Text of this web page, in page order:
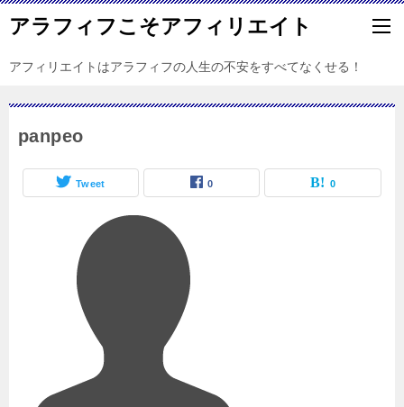
アラフィフこそアフィリエイト
アフィリエイトはアラフィフの人生の不安をすべてなくせる！
panpeo
Tweet 0 0